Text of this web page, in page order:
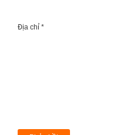
Địa chỉ *